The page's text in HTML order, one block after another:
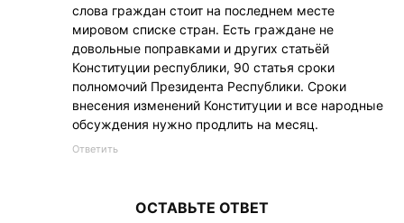
слова граждан стоит на последнем месте
мировом списке стран. Есть граждане не
довольные поправками и других статьёй
Конституции республики, 90 статья сроки
полномочий Президента Республики. Сроки
внесения изменений Конституции и все народные
обсуждения нужно продлить на месяц.
Ответить
ОСТАВЬТЕ ОТВЕТ